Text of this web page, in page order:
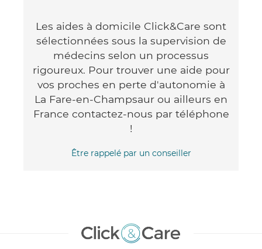
Les aides à domicile Click&Care sont
sélectionnées sous la supervision de
médecins selon un processus
rigoureux. Pour trouver une aide pour
vos proches en perte d'autonomie à
La Fare-en-Champsaur ou ailleurs en
France contactez-nous par téléphone
!
Être rappelé par un conseiller